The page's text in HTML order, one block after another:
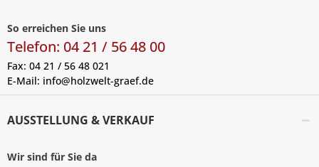
So erreichen Sie uns
Telefon: 04 21 / 56 48 00
Fax: 04 21 / 56 48 021
E-Mail: info@holzwelt-graef.de
AUSSTELLUNG & VERKAUF
Wir sind für Sie da